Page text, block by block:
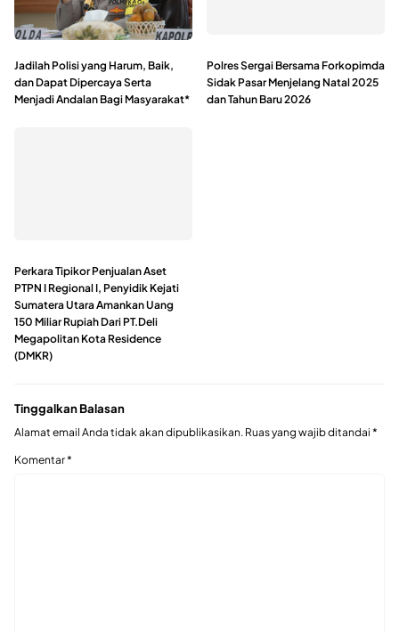
Jadilah Polisi yang Harum, Baik,
dan Dapat Dipercaya Serta
Menjadi Andalan Bagi Masyarakat*
Polres Sergai Bersama Forkopimda
Sidak Pasar Menjelang Natal 2025
dan Tahun Baru 2026
Perkara Tipikor Penjualan Aset
PTPN I Regional I, Penyidik Kejati
Sumatera Utara Amankan Uang
150 Miliar Rupiah Dari PT.Deli
Megapolitan Kota Residence
(DMKR)
Tinggalkan Balasan
Alamat email Anda tidak akan dipublikasikan. Ruas yang wajib ditandai *
Komentar*